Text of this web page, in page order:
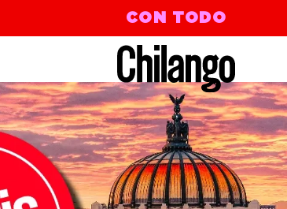
CON TODO